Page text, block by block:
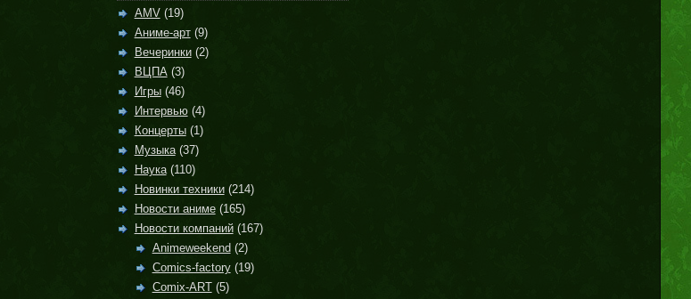
AMV(19)
Аниме-арт(9)
Вечеринки(2)
ВЦПА(3)
Игры(46)
Интервью(4)
Концерты(1)
Музыка(37)
Наука(110)
Новинки техники(214)
Новости аниме(165)
Новости компаний(167)
Animeweekend (2)
Comics-factory(19)
Comix-ART(5)